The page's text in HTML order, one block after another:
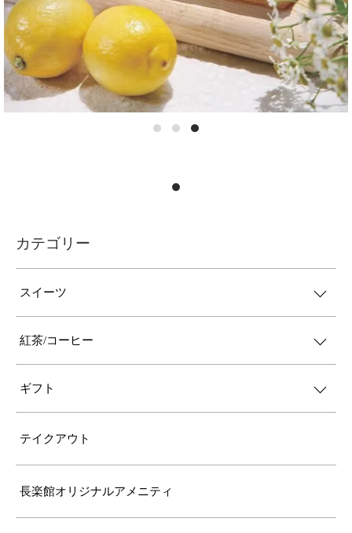
カテゴリー
スイーツ
紅茶/コーヒー
ギフト
テイクアウト
長楽館オリジナルアメニティ